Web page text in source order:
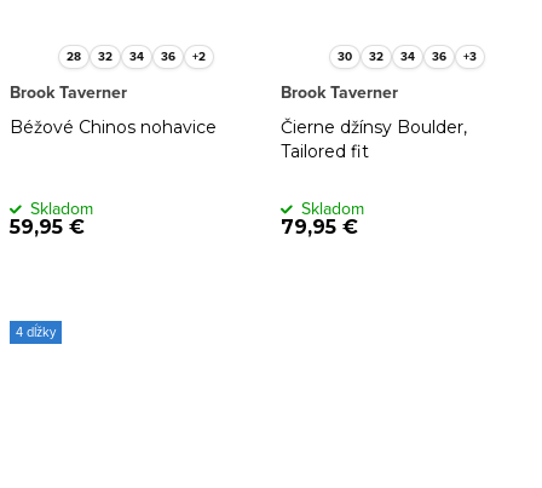
28 32 34 36 +2
Béžové Chinos nohavice
Brook Taverner
59,95 €
Skladom
30 32 34 36 +3
Čierne džínsy Boulder,
Tailored fit
Brook Taverner
79,95 €
Skladom
4 dĺžky